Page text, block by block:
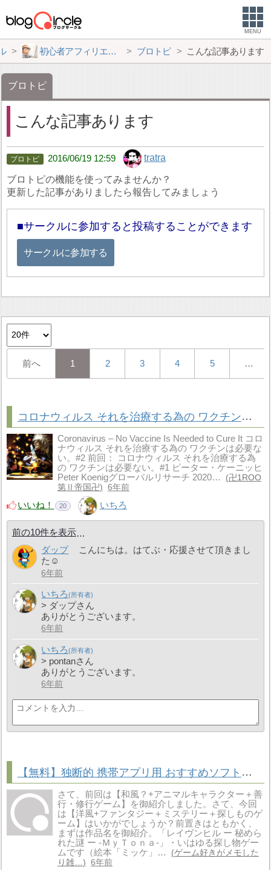
MENU
初心者アフィリエイター♪♪ ブロトピ こんな記事あります
ブロトピ
こんな記事あります
2016/06/19 12:59 tratra
ブロトピの機能を使ってみませんか？
更新した記事がありましたら報告してみましょう
サークルに参加すると投稿することができます
サークルに参加する
前へ 1 2 3 4 5 …
コロナウィルス それを治療する為の ワクチンは必要ない。#2 Peter Koenig
Coronavirus – No Vaccine Is Needed to Cure It コロ
ナウィルス それを治療する為の ワクチンは必要な
い。#2 前回： コロナウィルス それを治療する為
の ワクチンは必要ない。#1 ピーター・ケーニッヒ
Peter Koenigグローバルリサーチ 2020…
卍1ROO
第Ⅱ帝国卍
6年前
いいね！ 20 いちろ
前の10件を表示
ダップ
こんにちは。はてぶ・応援させて頂きまし
た☺
6年前
いちろ
> ダップさん
ありがとうございます。
6年前
いちろ
> pontanさん
ありがとうございます。
6年前
【無料】独断的 携帯アプリ用 おすすめソフト「レイヴンヒル ー 秘められた謎 ー」
さて、前回は【和風？+アニマルキャラクター＋善
行・修行ゲーム】を御紹介しました。さて、今回
は【洋風+ファンタジー＋ミステリー＋探しものゲ
ーム】はいかがでしょうか？前置きはともかく、
まずは作品名を御紹介。「レイヴンヒル ー 秘めら
れた謎 ー -ＭｙＴｏｎａ-」・いはゆる探し物ゲー
ムです（絵本「ミッケ」…
ゲーム好きがメモした
り雑…
6年前